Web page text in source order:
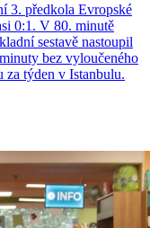
3. předkola Evropské
0:1. V 80. minutě
sestavě nastoupil
bez vyloučeného
za týden v Istanbulu.